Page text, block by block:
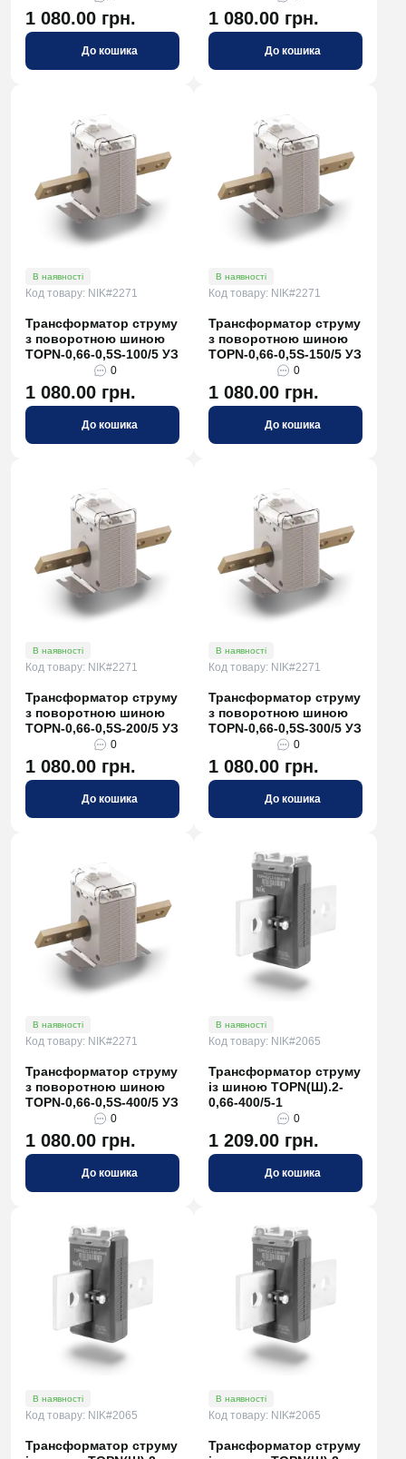
1 080.00 грн.
До кошика
1 080.00 грн.
До кошика
В наявності
Код товару: NIK#2271
Трансформатор струму
з поворотною шиною
TOPN-0,66-0,5S-100/5 УЗ
0
1 080.00 грн.
До кошика
В наявності
Код товару: NIK#2271
Трансформатор струму
з поворотною шиною
TOPN-0,66-0,5S-150/5 УЗ
0
1 080.00 грн.
До кошика
В наявності
Код товару: NIK#2271
Трансформатор струму
з поворотною шиною
TOPN-0,66-0,5S-200/5 УЗ
0
1 080.00 грн.
До кошика
В наявності
Код товару: NIK#2271
Трансформатор струму
з поворотною шиною
TOPN-0,66-0,5S-300/5 УЗ
0
1 080.00 грн.
До кошика
В наявності
Код товару: NIK#2271
Трансформатор струму
з поворотною шиною
TOPN-0,66-0,5S-400/5 УЗ
0
1 080.00 грн.
До кошика
В наявності
Код товару: NIK#2065
Трансформатор струму
із шиною TOPN(Ш).2-
0,66-400/5-1
0
1 209.00 грн.
До кошика
В наявності
Код товару: NIK#2065
Трансформатор струму
В наявності
Код товару: NIK#2065
Трансформатор струму